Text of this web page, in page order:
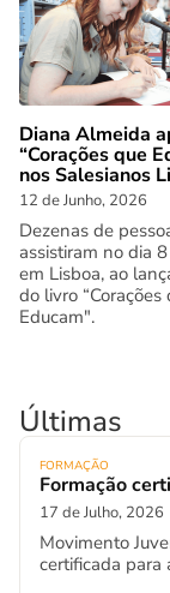
Diana Almeida
“Corações que
nos Salesianos
12 de Junho, 2026
Dezenas de
assistiram no dia
em Lisboa, ao
do livro “Corações
Educam".
Últimas
FORMAÇÃO
Formação
17 de Julho, 2026
Movimento
certificada para